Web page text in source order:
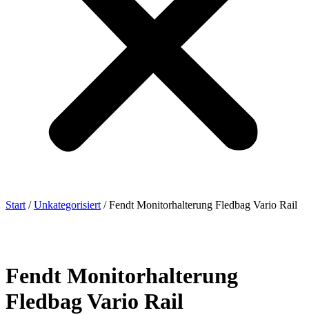
Start /Unkategorisiert / Fendt Monitorhalterung Fledbag Vario Rail
Fendt Monitorhalterung
Fledbag Vario Rail